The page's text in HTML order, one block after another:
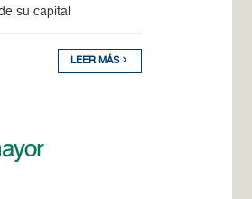
su capital
LEER MÁS